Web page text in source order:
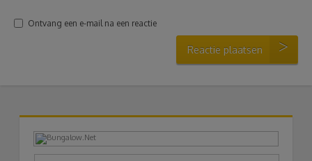
Korting
Ontvang een e-mail na een reactie
Reactie plaatsen